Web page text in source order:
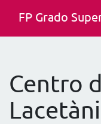
FP Grado
Centro